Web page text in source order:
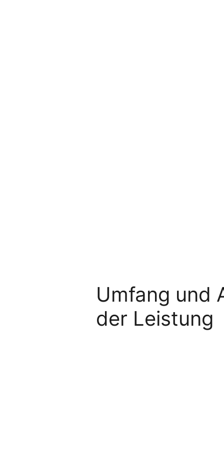
Umfang und
der Leistung